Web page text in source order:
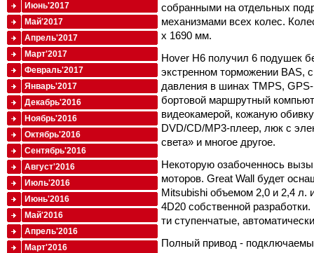
собранными на отдельных
механизмами всех колес.
х 1690 мм.
Hover H6 получил 6 подушек
экстренном торможении BAS,
давления в шинах TMPS,
бортовой маршрутный
видеокамерой, кожаную
DVD/CD/MP3-плеер, люк с
света» и многое другое.
Некоторую озабоченнось
моторов. Great Wall будет
Mitsubishi объемом 2,0 и 2,4 л.
4D20 собственной
ти ступенчатые,
Полный привод -
Июнь'2017
Май'2017
Апрель'2017
Март'2017
Февраль'2017
Январь'2017
Декабрь'2016
Ноябрь'2016
Октябрь'2016
Сентябрь'2016
Август'2016
Июль'2016
Июнь'2016
Май'2016
Апрель'2016
Март'2016